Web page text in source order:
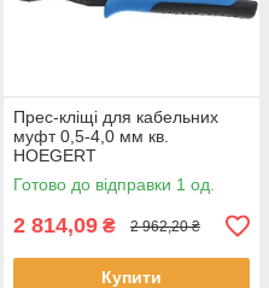
Прес-кліщі для кабельних
муфт 0,5-4,0 мм кв.
HOEGERT
Готово до відправки 1 од.
2 814,09 ₴ 2 962,20 ₴
Купити